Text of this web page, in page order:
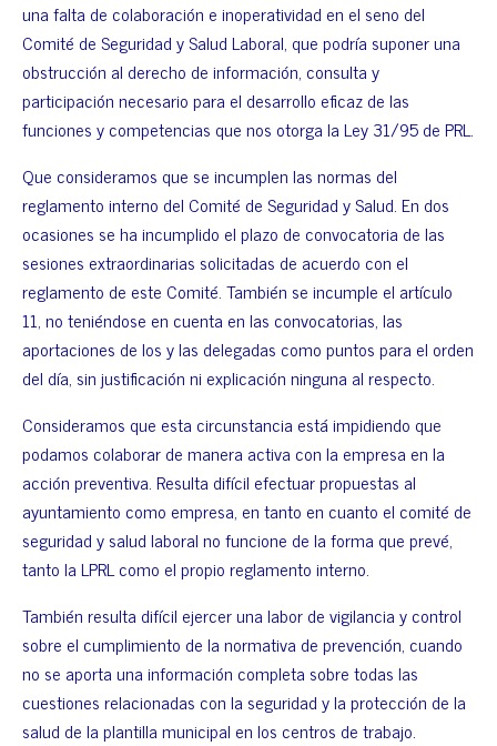
una falta de colaboración e inoperatividad en el seno del
Comité de Seguridad y Salud Laboral, que podría suponer una
obstrucción al derecho de información, consulta y
participación necesario para el desarrollo eficaz de las
funciones y competencias que nos otorga la Ley 31/95 de PRL.
Que consideramos que se incumplen las normas del
reglamento interno del Comité de Seguridad y Salud. En dos
ocasiones se ha incumplido el plazo de convocatoria de las
sesiones extraordinarias solicitadas de acuerdo con el
reglamento de este Comité. También se incumple el artículo
11, no teniéndose en cuenta en las convocatorias, las
aportaciones de los y las delegadas como puntos para el orden
del día, sin justificación ni explicación ninguna al respecto.
Consideramos que esta circunstancia está impidiendo que
podamos colaborar de manera activa con la empresa en la
acción preventiva. Resulta difícil efectuar propuestas al
ayuntamiento como empresa, en tanto en cuanto el comité de
seguridad y salud laboral no funcione de la forma que prevé,
tanto la LPRL como el propio reglamento interno.
También resulta difícil ejercer una labor de vigilancia y control
sobre el cumplimiento de la normativa de prevención, cuando
no se aporta una información completa sobre todas las
cuestiones relacionadas con la seguridad y la protección de la
salud de la plantilla municipal en los centros de trabajo.